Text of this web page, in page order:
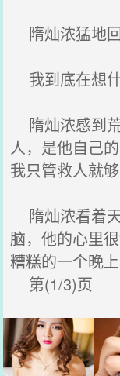
隋灿浓猛地回
我到底在想什
隋灿浓感到
人，是他自己
我只管救人就
隋灿浓看着
脑，他的心里
糟糕的一个晚上
第(1/3)页